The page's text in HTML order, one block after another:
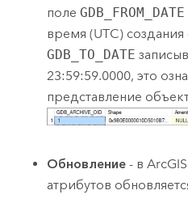
полеGDB_FROM_DATE
время (UTC)
GDB_TO_DATE
23:59:59.0000, это
представление
Обновление - в
атрибутов